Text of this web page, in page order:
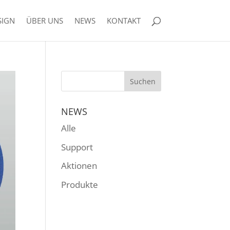
ÜBER UNS NEWS KONTAKT
NEWS
Alle
Support
Aktionen
Produkte